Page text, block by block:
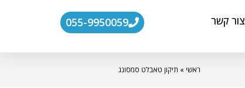
צור קשר 055-9950059
ראשי » תיקון טאבלט סמסונג